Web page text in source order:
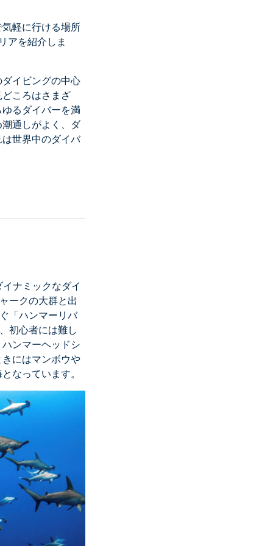
軽に行ける場所
アを紹介しま
イビングの中心
ころはさまざ
るダイバーを満
通しがよく、ダ
世界中のダイバ
ナミックなダイ
ークの大群と出
「ハンマーリバ
初心者には難し
ンマーヘッドシ
にはマンボウや
なっています。